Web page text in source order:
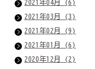
2021年04月 (6)
2021年03月 (3)
2021年02月 (9)
2021年01月 (6)
2020年12月 (2)